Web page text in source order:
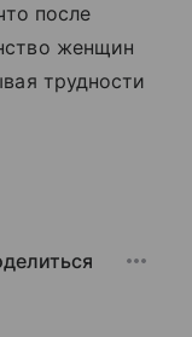
после
женщин
трудности